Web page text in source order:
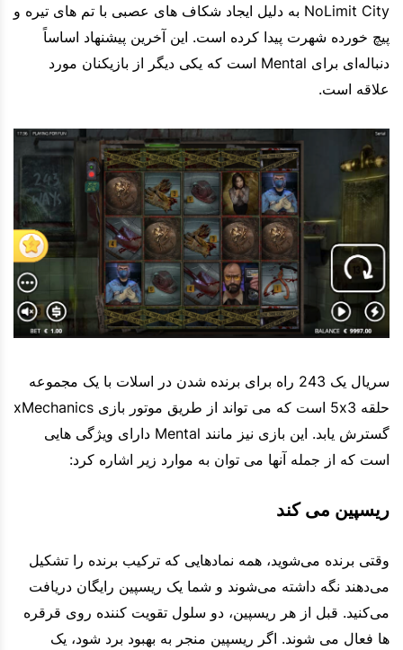
NoLimit City به دلیل ایجاد شکاف های عصبی با تم های تیره و
پیچ خورده شهرت پیدا کرده است. این آخرین پیشنهاد اساساً
دنباله‌ای برای Mental است که یکی دیگر از بازیکنان مورد
علاقه است.
سریال یک 243 راه برای برنده شدن در اسلات با یک مجموعه
حلقه 5x3 است که می تواند از طریق موتور بازی xMechanics
گسترش یابد. این بازی نیز مانند Mental دارای ویژگی هایی
است که از جمله آنها می توان به موارد زیر اشاره کرد:
ریسپین می کند
وقتی برنده می‌شوید، همه نمادهایی که ترکیب برنده را تشکیل
می‌دهند نگه داشته می‌شوند و شما یک ریسپین رایگان دریافت
می‌کنید. قبل از هر ریسپین، دو سلول تقویت کننده روی قرقره
ها فعال می شوند. اگر ریسپین منجر به بهبود برد شود، یک